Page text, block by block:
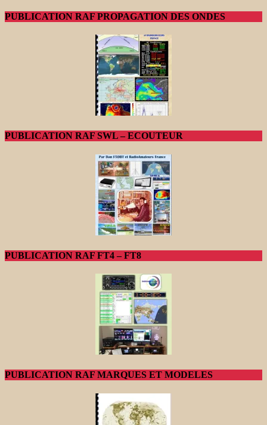
PUBLICATION RAF PROPAGATION DES ONDES
PUBLICATION RAF SWL – ECOUTEUR
PUBLICATION RAF FT4 – FT8
PUBLICATION RAF MARQUES ET MODELES